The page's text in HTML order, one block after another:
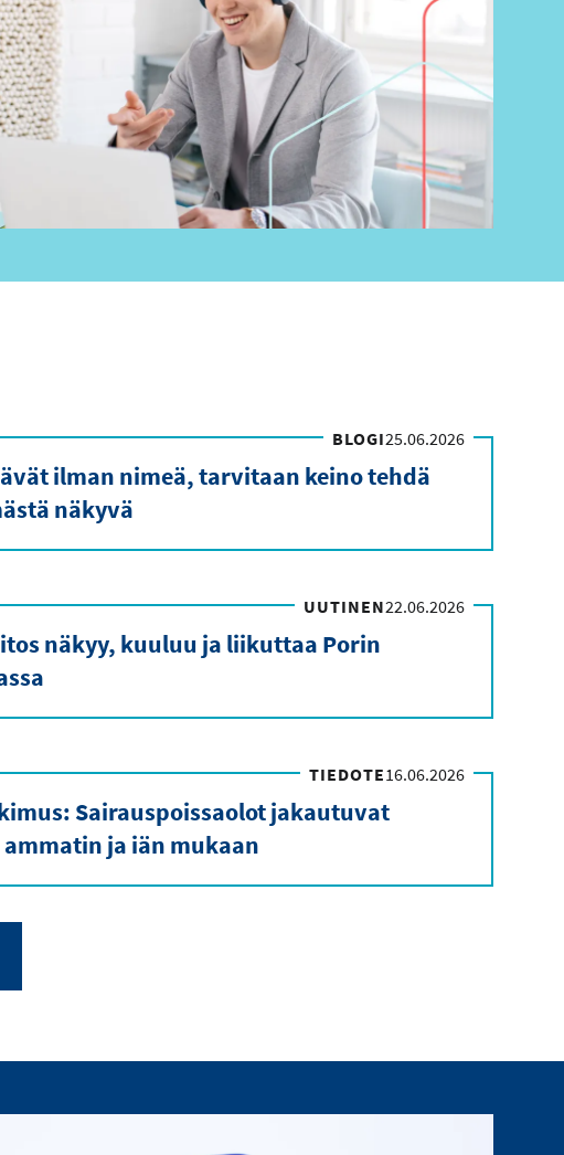
BLOGI25.06.2026
ilman nimeä, tarvitaan keino tehdä
näkyvä
UUTINEN22.06.2026
näkyy, kuuluu ja liikuttaa Porin
TIEDOTE16.06.2026
Sairauspoissaolot jakautuvat
ja iän mukaan